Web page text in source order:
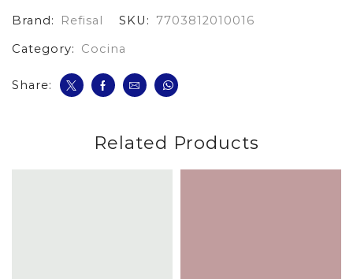
Y
*2
Brand: Refisal SKU:
7703812010016
Category:
Cocina
Share:
Related Products